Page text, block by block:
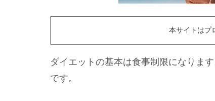
本サイトはプ
ダイエットの基本は食事制限になりま
です。